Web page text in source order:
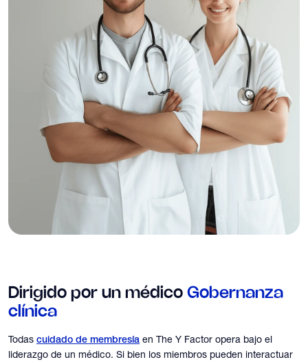
Dirigido por un médico Gobernanza
clínica
Todas cuidado de membresía en The Y Factor opera bajo el
liderazgo de un médico. Si bien los miembros pueden interactuar